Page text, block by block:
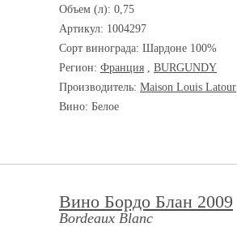
Объем (л): 0,75
Артикул: 1004297
Сорт винограда: Шардоне 100%
Регион: Франция , BURGUNDY
Производитель: Maison Louis Latour
Вино: Белое
Вино Бордо Блан 2009
Bordeaux Blanc